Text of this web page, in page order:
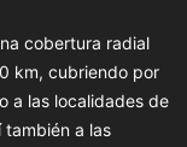
cobertura radial
km, cubriendo por
a las localidades de
también a las